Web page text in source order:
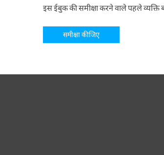
इस ईबुक की समीक्षा करने वाले पहले व्यक्ति
समीक्षा कीजिए